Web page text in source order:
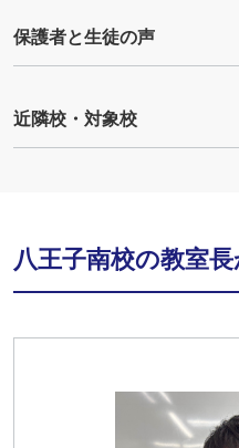
保護者と生徒の声
近隣校・対象校
八王子南校の教室